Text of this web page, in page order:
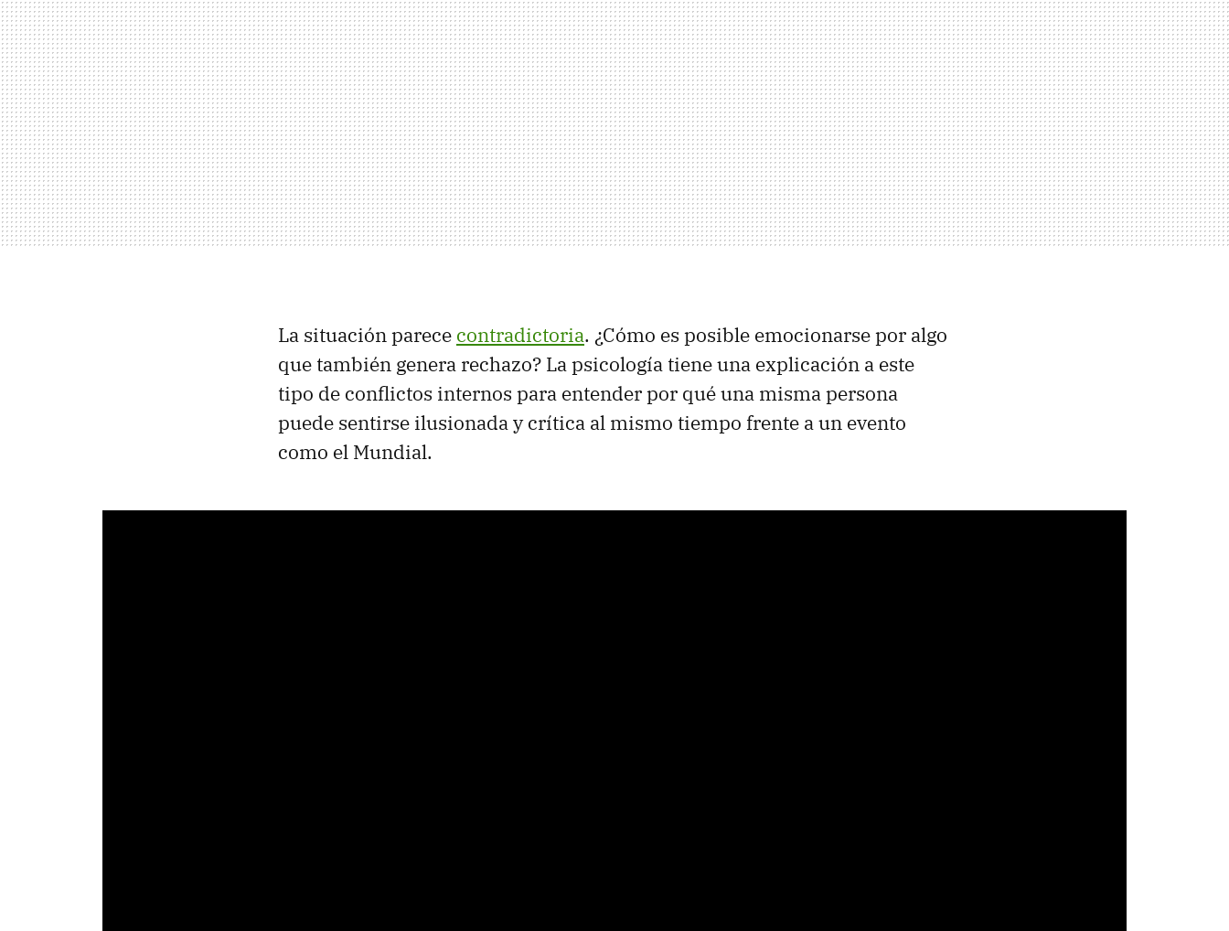
La situación parece contradictoria. ¿Cómo es posible emocionarse por algo
que también genera rechazo? La psicología tiene una explicación a este
tipo de conflictos internos para entender por qué una misma persona
puede sentirse ilusionada y crítica al mismo tiempo frente a un evento
como el Mundial.